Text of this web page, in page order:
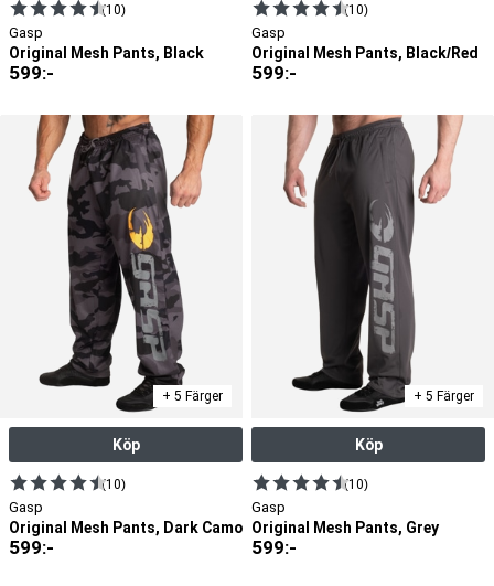
(10)
Gasp
Original Mesh Pants, Black
599:-
(10)
Gasp
Original Mesh Pants, Black/Red
599:-
+ 5 Färger
Köp
(10)
Gasp
Original Mesh Pants, Dark Camo
599:-
+ 5 Färger
Köp
(10)
Gasp
Original Mesh Pants, Grey
599:-